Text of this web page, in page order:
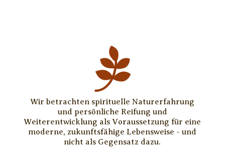

Wir betrachten spirituelle Naturerfahrung
und persönliche Reifung und
Weiterentwicklung als Voraussetzung für eine
moderne, zukunftsfähige Lebensweise - und
nicht als Gegensatz dazu.